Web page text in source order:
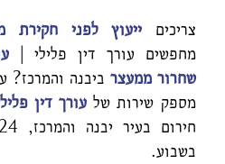
צריכים ייעוץ לפני חקירת
מחפשים עורך דין פלילי |
שחרור ממעצר ביבנה והמרכז?
מספק שירות של עורך דין
בשבוע.